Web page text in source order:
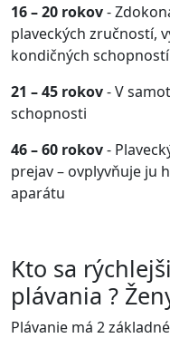
16 – 20 rokov-
plaveckých zručností,
kondičných
21 – 45 rokov- V
schopnosti
46 – 60 rokov-
prejav – ovplyvňuje ju
aparátu
Kto sa
plávania ?
Plávanie má 2